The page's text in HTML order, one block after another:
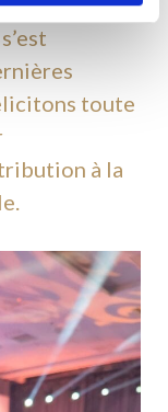
toute
à la